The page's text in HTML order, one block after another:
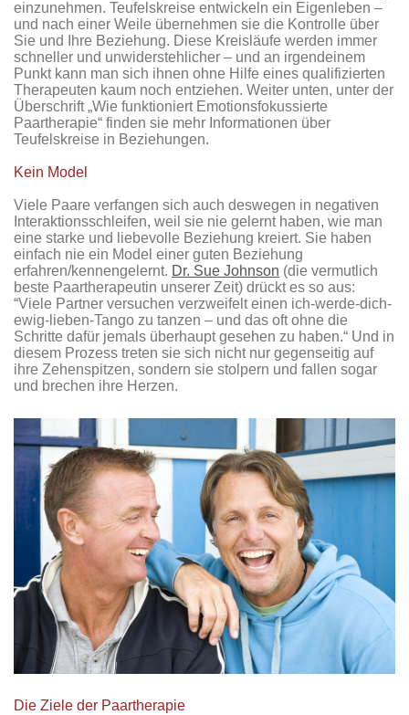
einzunehmen. Teufelskreise entwickeln ein Eigenleben –
und nach einer Weile übernehmen sie die Kontrolle über
Sie und Ihre Beziehung. Diese Kreisläufe werden immer
schneller und unwiderstehlicher – und an irgendeinem
Punkt kann man sich ihnen ohne Hilfe eines qualifizierten
Therapeuten kaum noch entziehen. Weiter unten, unter der
Überschrift „Wie funktioniert Emotionsfokussierte
Paartherapie“ finden sie mehr Informationen über
Teufelskreise in Beziehungen.
Kein Model
Viele Paare verfangen sich auch deswegen in negativen
Interaktionsschleifen, weil sie nie gelernt haben, wie man
eine starke und liebevolle Beziehung kreiert. Sie haben
einfach nie ein Model einer guten Beziehung
erfahren/kennengelernt. Dr. Sue Johnson (die vermutlich
beste Paartherapeutin unserer Zeit) drückt es so aus:
“Viele Partner versuchen verzweifelt einen ich-werde-dich-
ewig-lieben-Tango zu tanzen – und das oft ohne die
Schritte dafür jemals überhaupt gesehen zu haben.“ Und in
diesem Prozess treten sie sich nicht nur gegenseitig auf
ihre Zehenspitzen, sondern sie stolpern und fallen sogar
und brechen ihre Herzen.
Die Ziele der Paartherapie